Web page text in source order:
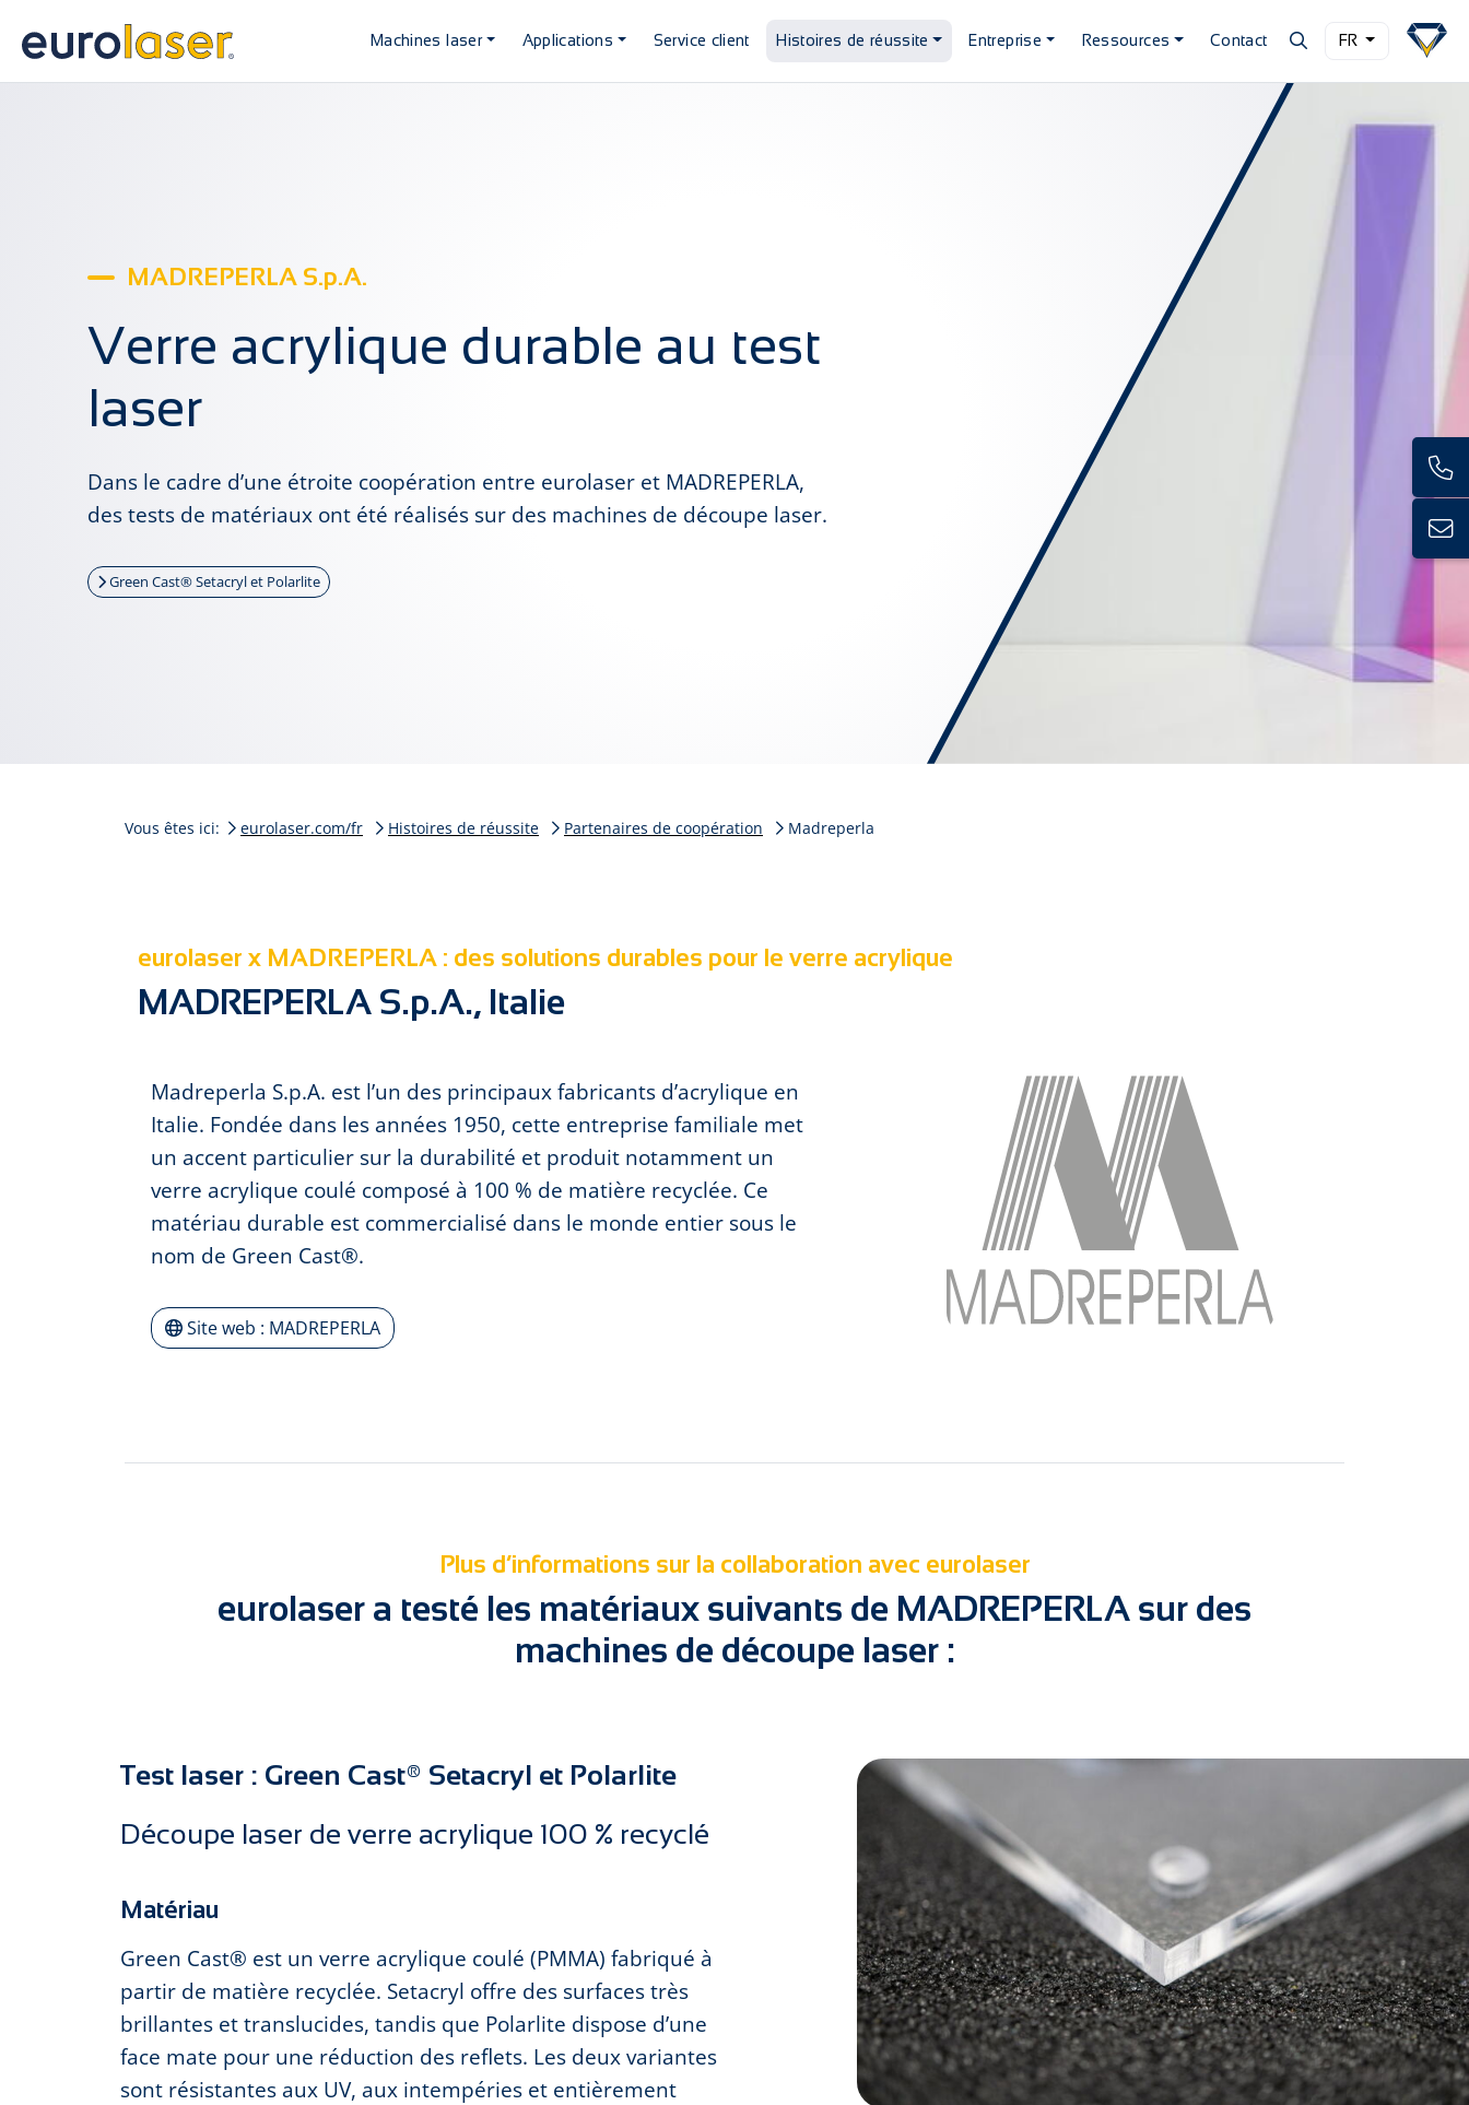
Machines laser Applications Service client Histoires de réussite Entreprise Ressources Contact FR
MADREPERLA S.p.A.
Verre acrylique durable au test
laser
Dans le cadre d’une étroite coopération entre eurolaser et MADREPERLA,
des tests de matériaux ont été réalisés sur des machines de découpe laser.
Green Cast® Setacryl et Polarlite
Vous êtes ici: eurolaser.com/fr Histoires de réussite Partenaires de coopération Madreperla
eurolaser x MADREPERLA : des solutions durables pour le verre acrylique
MADREPERLA S.p.A., Italie
Madreperla S.p.A. est l’un des principaux fabricants d’acrylique en
Italie. Fondée dans les années 1950, cette entreprise familiale met
un accent particulier sur la durabilité et produit notamment un
verre acrylique coulé composé à 100 % de matière recyclée. Ce
matériau durable est commercialisé dans le monde entier sous le
nom de Green Cast®.
Site web : MADREPERLA
Plus d’informations sur la collaboration avec eurolaser
eurolaser a testé les matériaux suivants de MADREPERLA sur des
machines de découpe laser :
Test laser : Green Cast® Setacryl et Polarlite
Découpe laser de verre acrylique 100 % recyclé
Matériau
Green Cast® est un verre acrylique coulé (PMMA) fabriqué à
partir de matière recyclée. Setacryl offre des surfaces très
brillantes et translucides, tandis que Polarlite dispose d’une
face mate pour une réduction des reflets. Les deux variantes
sont résistantes aux UV, aux intempéries et entièrement